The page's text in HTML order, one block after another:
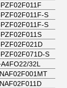
S
S
S
32L